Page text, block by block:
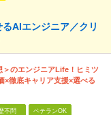
AIエンジニア／クリ
＞のエンジニアLife！ヒミツ
×徹底キャリア支援×選べる
不問 ベテランOK